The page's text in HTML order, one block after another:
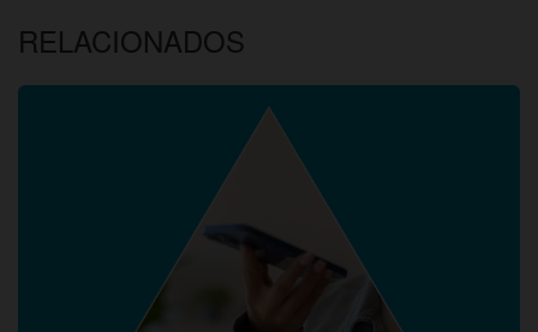
RELACIONADOS